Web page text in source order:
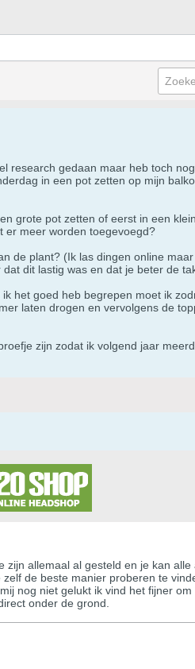
research gedaan maar heb toch
in een pot zetten op mijn
grote pot zetten of eerst in een
er meer worden toegevoegd?
de plant? (Ik las dingen online
dit lastig was en dat je beter de
het goed heb begrepen moet ik
laten drogen en vervolgens de
zijn zodat ik volgend jaar
allemaal al gesteld en je kan
de beste manier proberen te
nog niet gelukt ik vind het fijner
onder de grond.